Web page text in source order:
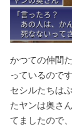
かつての仲間
っているので
セシルたちは
たヤンは奥さ
てましたので